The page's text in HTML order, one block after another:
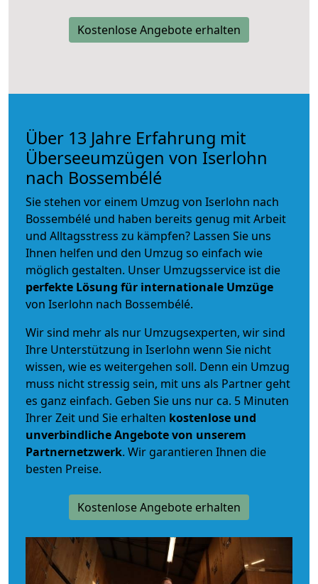
Kostenlose Angebote erhalten
Über 13 Jahre Erfahrung mit
Überseeumzügen von Iserlohn
nach Bossembélé
Sie stehen vor einem Umzug von Iserlohn nach
Bossembélé und haben bereits genug mit Arbeit
und Alltagsstress zu kämpfen? Lassen Sie uns
Ihnen helfen und den Umzug so einfach wie
möglich gestalten. Unser Umzugsservice ist die
perfekte Lösung für internationale Umzüge
von Iserlohn nach Bossembélé.
Wir sind mehr als nur Umzugsexperten, wir sind
Ihre Unterstützung in Iserlohn wenn Sie nicht
wissen, wie es weitergehen soll. Denn ein Umzug
muss nicht stressig sein, mit uns als Partner geht
es ganz einfach. Geben Sie uns nur ca. 5 Minuten
Ihrer Zeit und Sie erhalten kostenlose und
unverbindlicheAngebote von unserem
Partnernetzwerk. Wir garantieren Ihnen die
besten Preise.
Kostenlose Angebote erhalten